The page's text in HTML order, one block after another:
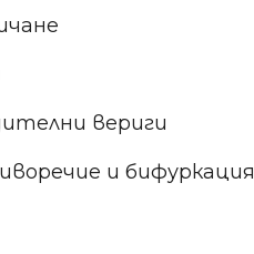
вериги
и бифуркация